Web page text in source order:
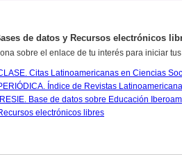
de datos y Recursos electrónicos
sobre el enlace de tu interés para iniciar
IRESIE. Base de datos
electrónicos libres